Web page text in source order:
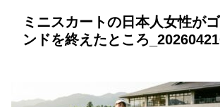
ミニスカートの日本人女性が
ンドを終えたところ